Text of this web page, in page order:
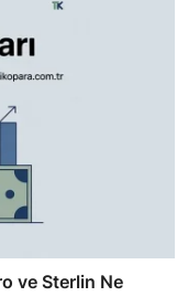
ve Sterlin Ne